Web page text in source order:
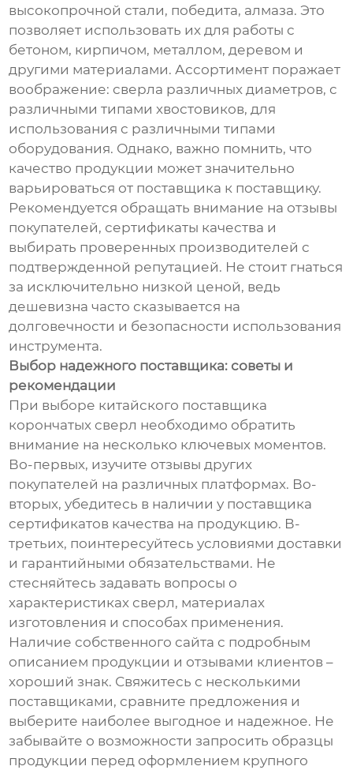
высокопрочной стали, победита, алмаза. Это
позволяет использовать их для работы с
бетоном, кирпичом, металлом, деревом и
другими материалами. Ассортимент поражает
воображение: сверла различных диаметров, с
различными типами хвостовиков, для
использования с различными типами
оборудования. Однако, важно помнить, что
качество продукции может значительно
варьироваться от поставщика к поставщику.
Рекомендуется обращать внимание на отзывы
покупателей, сертификаты качества и
выбирать проверенных производителей с
подтвержденной репутацией. Не стоит гнаться
за исключительно низкой ценой, ведь
дешевизна часто сказывается на
долговечности и безопасности использования
инструмента.
Выбор надежного поставщика: советы и
рекомендации
При выборе китайского поставщика
корончатых сверл необходимо обратить
внимание на несколько ключевых моментов.
Во-первых, изучите отзывы других
покупателей на различных платформах. Во-
вторых, убедитесь в наличии у поставщика
сертификатов качества на продукцию. В-
третьих, поинтересуйтесь условиями доставки
и гарантийными обязательствами. Не
стесняйтесь задавать вопросы о
характеристиках сверл, материалах
изготовления и способах применения.
Наличие собственного сайта с подробным
описанием продукции и отзывами клиентов –
хороший знак. Свяжитесь с несколькими
поставщиками, сравните предложения и
выберите наиболее выгодное и надежное. Не
забывайте о возможности запросить образцы
продукции перед оформлением крупного